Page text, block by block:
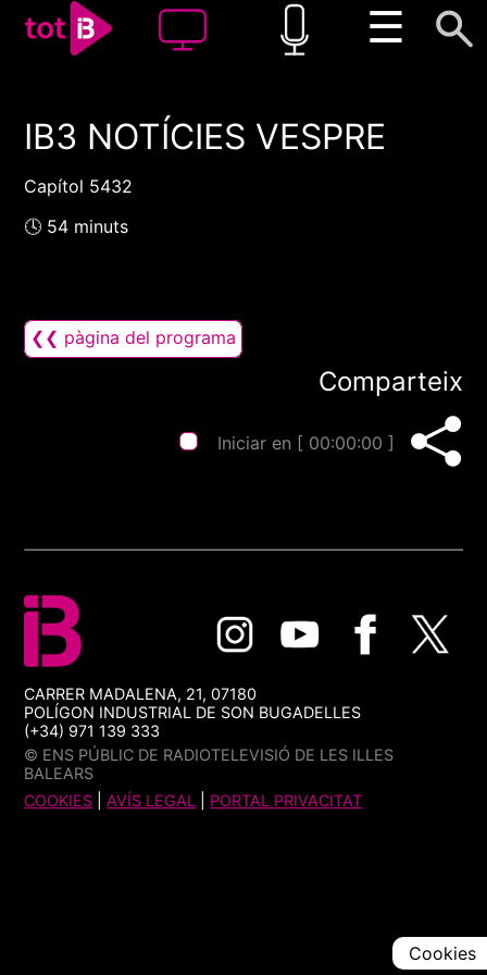
☰
00:00 00:00
IB3 NOTÍCIES VESPRE
Capítol 5432
🕓 54 minuts
❮❮ pàgina del programa
Comparteix
Iniciar en [ 00:00:00 ]
CARRER MADALENA, 21, 07180
POLÍGON INDUSTRIAL DE SON BUGADELLES
(+34) 971 139 333
© ENS PÚBLIC DE RADIOTELEVISIÓ DE LES ILLES
BALEARS
COOKIES |AVÍS LEGAL PORTAL PRIVACITAT
Cookies